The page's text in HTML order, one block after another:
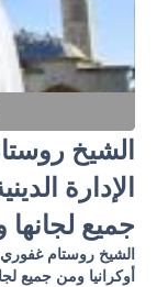
الشيخ
الإدارة
جميع لجانها
الشيخ روستام غفوري
أوكرانيا ومن جميع